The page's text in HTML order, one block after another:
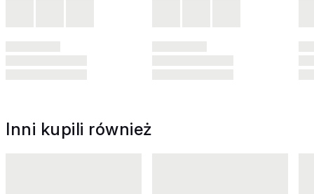
Inni kupili również